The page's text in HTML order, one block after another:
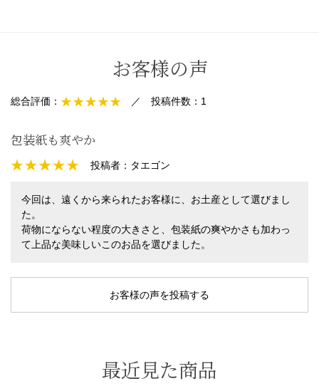
お客様の声
総合評価： ／ 投稿件数： 1
包装紙も爽やか
投稿者： タエゴン
今回は、遠くから来られたお客様に、お土産として選びまし
た。
荷物にならない程度の大きさと、包装紙の爽やかさも加わっ
て上品な美味しいこのお品を選びました。
お客様の声を投稿する
最近見た商品